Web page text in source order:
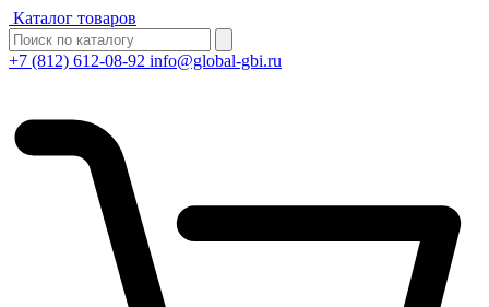
Каталог товаров
+7 (812) 612-08-92 info@global-gbi.ru